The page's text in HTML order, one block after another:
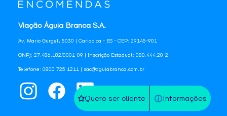
Quero ser cliente Informações
Viação Águia Branca S.A.
Av. Mario Gurgel, 5030 | Cariacica - ES - CEP: 29145-901
CNPJ: 27.486.182/0001-09 | Inscrição Estadual: 080.444.20-2
Telefone: 0800 725 1211 | sac@aguiabranca.com.br